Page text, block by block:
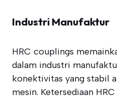
Industri Manufaktur
HRC couplings
dalam industri
konektivitas yang stabil
mesin. Ketersediaan